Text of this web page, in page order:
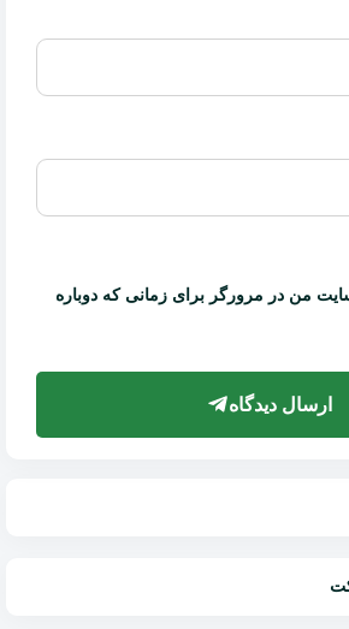
من در مرورگر برای زمانی که دوباره
ارسال دیدگاه